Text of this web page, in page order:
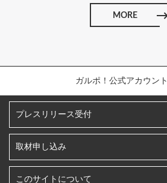
MORE
ガルポ！公式アカウント
プレスリリース受付
取材申し込み
このサイトについて